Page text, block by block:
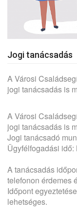
Jogi tanácsadás
A Városi
jogi tanácsadás is
A Városi
jogi tanácsadás is
Jogi tanácsadó
Ügyfélfogadási idő:
A tanácsadás
telefonon érdemes
Időpont
lehetséges.